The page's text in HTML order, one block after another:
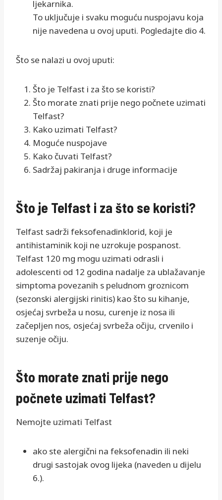
ljekarnika.
To uključuje i svaku moguću nuspojavu koja
nije navedena u ovoj uputi. Pogledajte dio 4.
Što se nalazi u ovoj uputi:
Što je Telfast i za što se koristi?
Što morate znati prije nego počnete uzimati
Telfast?
Kako uzimati Telfast?
Moguće nuspojave
Kako čuvati Telfast?
Sadržaj pakiranja i druge informacije
Što je Telfast i za što se koristi?
Telfast sadrži feksofenadinklorid, koji je
antihistaminik koji ne uzrokuje pospanost.
Telfast 120 mg mogu uzimati odrasli i
adolescenti od 12 godina nadalje za ublažavanje
simptoma povezanih s peludnom groznicom
(sezonski alergijski rinitis) kao što su kihanje,
osjećaj svrbeža u nosu, curenje iz nosa ili
začepljen nos, osjećaj svrbeža očiju, crvenilo i
suzenje očiju.
Što morate znati prije nego
počnete uzimati Telfast?
Nemojte uzimati Telfast
ako ste alergični na feksofenadin ili neki
drugi sastojak ovog lijeka (naveden u dijelu
6.).